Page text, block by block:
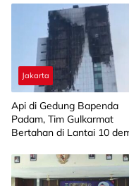
Jakarta
Api di Gedung Bapenda
Padam, Tim Gulkarmat
Bertahan di Lantai 10
Perambatan